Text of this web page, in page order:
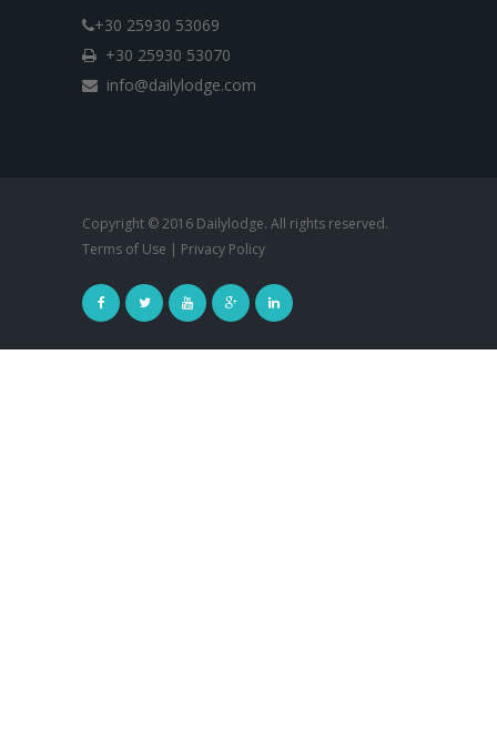
+30 25930 53069
+30 25930 53070
info@dailylodge.com
Copyright © 2016 Dailylodge. All rights reserved.
Terms of Use | Privacy Policy